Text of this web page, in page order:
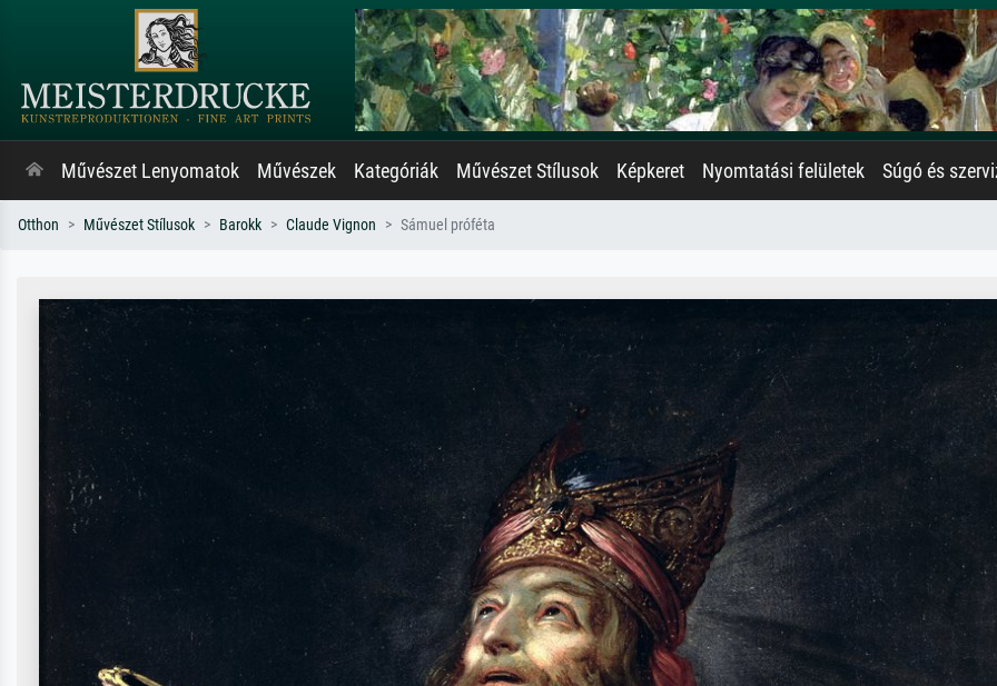
Művészet Lenyomatok Művészek Kategóriák Művészet Stílusok Képkeret Nyomtatási felületek Súgó és
Otthon Művészet Stílusok Barokk Claude Vignon Sámuel próféta